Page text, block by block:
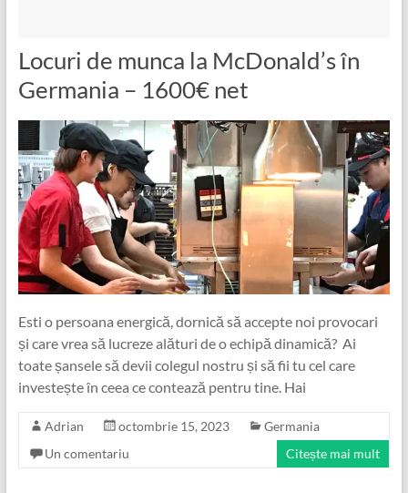
Locuri de munca la McDonald’s în
Germania – 1600€ net
Esti o persoana energică, dornică să accepte noi provocari
și care vrea să lucreze alături de o echipă dinamică? Ai
toate șansele să devii colegul nostru și să fii tu cel care
investește în ceea ce contează pentru tine. Hai
Adrian octombrie 15, 2023
Germania
Un comentariu
Citește mai mult